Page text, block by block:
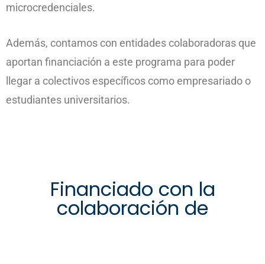
microcredenciales.
Además, contamos con entidades colaboradoras que
aportan financiación a este programa para poder
llegar a colectivos específicos como empresariado o
estudiantes universitarios.
Financiado con la
colaboración de